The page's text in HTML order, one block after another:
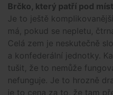
Brčko, který patří pod
Je to ještě
má, pokud se nepletu,
Celá zem je neskutečně
a konfederální jednotky.
tušit, že to nemůže
nefunguje. Je to hrozně
je to cena za to, že tam